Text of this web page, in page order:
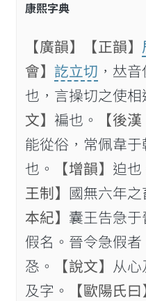
康熙字典
【廣韻】 【正韻】
會】 訖立切 ，𠀤音
也，言操切之使
文】 褊也。 【後
能從俗，常佩韋
也。
【增韻】 迫
王制】 國無六年之
本紀】 囊王告急
假名。晉令急假
㤂。
【說文】 从
及字。
【歐陽氏曰